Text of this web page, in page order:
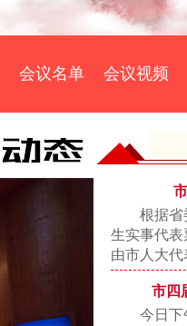
会议名单 会议视频
根据省委
生实事代
由市人大
市四
今日下午